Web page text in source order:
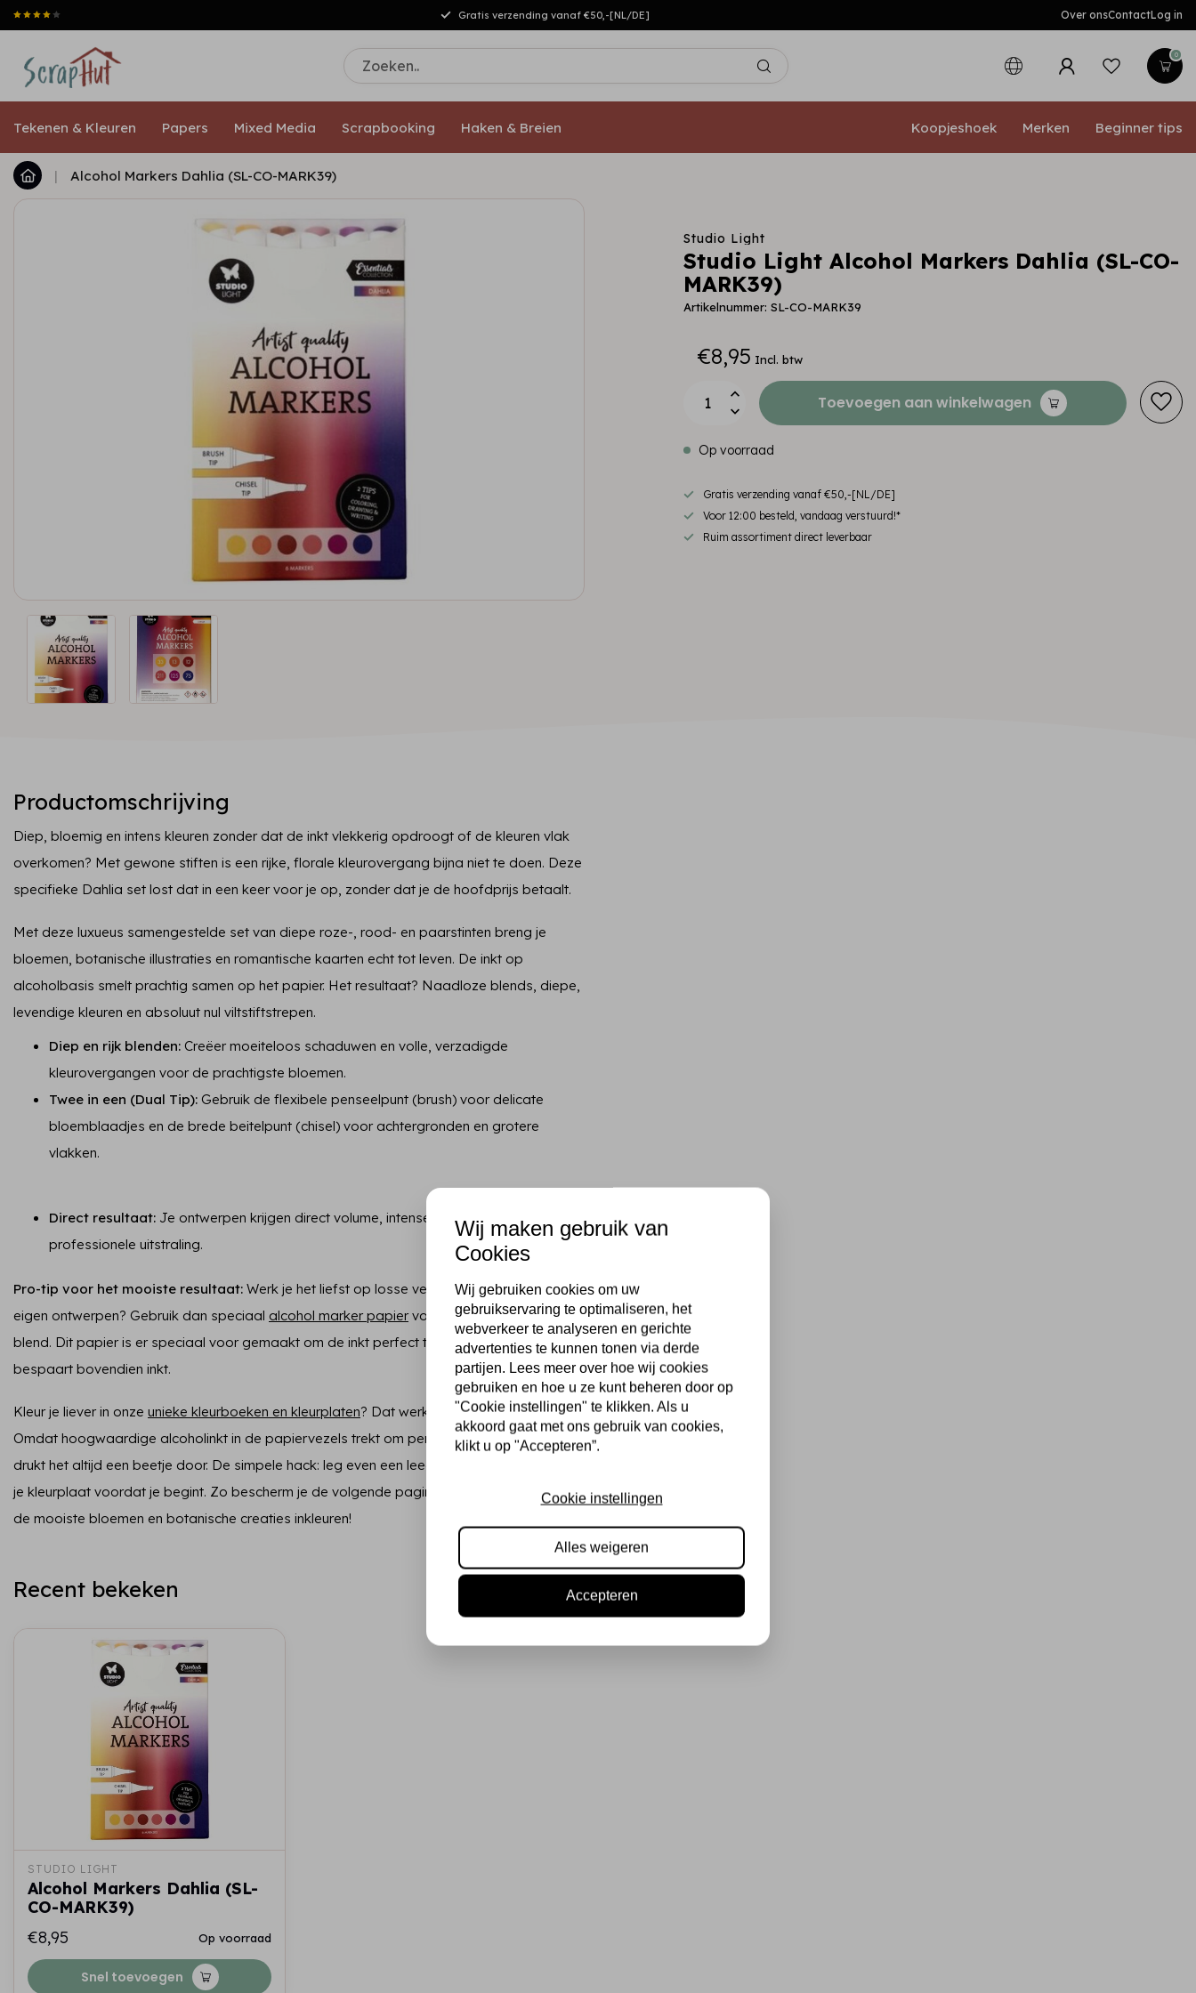
Gratis verzending vanaf €50,-[NL/DE] Over onsContactLog in
0
Tekenen & Kleuren Papers Mixed Media Scrapbooking Haken & Breien Koopjeshoek Merken Beginner tips
| Alcohol Markers Dahlia (SL-CO-MARK39)
Studio Light
Studio Light Alcohol Markers Dahlia (SL-CO-
MARK39)
Artikelnummer: SL-CO-MARK39
€8,95 Incl. btw
Toevoegen aan winkelwagen
Op voorraad
Gratis verzending vanaf €50,-[NL/DE]
Voor 12:00 besteld, vandaag verstuurd!*
Ruim assortiment direct leverbaar
Productomschrijving
Diep, bloemig en intens kleuren zonder dat de inkt vlekkerig opdroogt of de kleuren vlak
overkomen? Met gewone stiften is een rijke, florale kleurovergang bijna niet te doen. Deze
specifieke Dahlia set lost dat in een keer voor je op, zonder dat je de hoofdprijs betaalt.
Met deze luxueus samengestelde set van diepe roze-, rood- en paarstinten breng je
bloemen, botanische illustraties en romantische kaarten echt tot leven. De inkt op
alcoholbasis smelt prachtig samen op het papier. Het resultaat? Naadloze blends, diepe,
levendige kleuren en absoluut nul viltstiftstrepen.
Diep en rijk blenden: Creëer moeiteloos schaduwen en volle, verzadigde
kleurovergangen voor de prachtigste bloemen.
Twee in een (Dual Tip): Gebruik de flexibele penseelpunt (brush) voor delicate
bloemblaadjes en de brede beitelpunt (chisel) voor achtergronden en grotere
vlakken.
Direct resultaat: Je ontwerpen krijgen direct volume, intense kleurkracht en een
professionele uitstraling.
Pro-tip voor het mooiste resultaat: Werk je het liefst op losse vellen of stempel je je
eigen ontwerpen? Gebruik dan speciaal alcohol marker papier voor de ultieme, streeploze
blend. Dit papier is er speciaal voor gemaakt om de inkt perfect te laten vloeien en
bespaart bovendien inkt.
Kleur je liever in onze unieke kleurboeken en kleurplaten? Dat werkt ook fantastisch!
Omdat hoogwaardige alcoholinkt in de papiervezels trekt om perfect te kunnen blenden,
drukt het altijd een beetje door. De simpele hack: leg even een leeg (print)papiertje onder
je kleurplaat voordat je begint. Zo bescherm je de volgende pagina en kun jij onbezorgd
de mooiste bloemen en botanische creaties inkleuren!
Recent bekeken
STUDIO LIGHT
Alcohol Markers Dahlia (SL-
CO-MARK39)
€8,95
Op voorraad
Snel toevoegen
Wij maken gebruik van
Cookies
Wij gebruiken cookies om uw
gebruikservaring te optimaliseren, het
webverkeer te analyseren en gerichte
advertenties te kunnen tonen via derde
partijen. Lees meer over hoe wij cookies
gebruiken en hoe u ze kunt beheren door op
"Cookie instellingen" te klikken. Als u
akkoord gaat met ons gebruik van cookies,
klikt u op "Accepteren”.
Cookie instellingen
Alles weigeren
Accepteren